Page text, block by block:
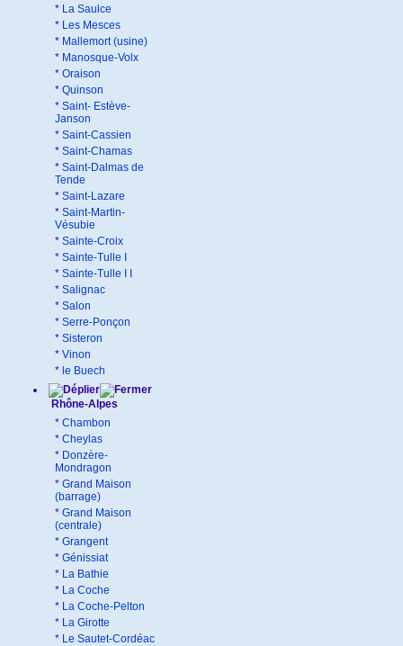
* La Saulce
* Les Mesces
* Mallemort (usine)
* Manosque-Volx
* Oraison
* Quinson
* Saint- Estève-
Janson
* Saint-Cassien
* Saint-Chamas
* Saint-Dalmas de
Tende
* Saint-Lazare
* Saint-Martin-
Vésubie
* Sainte-Croix
* Sainte-Tulle I
* Sainte-Tulle I I
* Salignac
* Salon
* Serre-Ponçon
* Sisteron
* Vinon
* le Buech
Rhône-Alpes
* Chambon
* Cheylas
* Donzère-
Mondragon
* Grand Maison
(barrage)
* Grand Maison
(centrale)
* Grangent
* Génissiat
* La Bathie
* La Coche
* La Coche-Pelton
* La Girotte
* Le Sautet-Cordéac